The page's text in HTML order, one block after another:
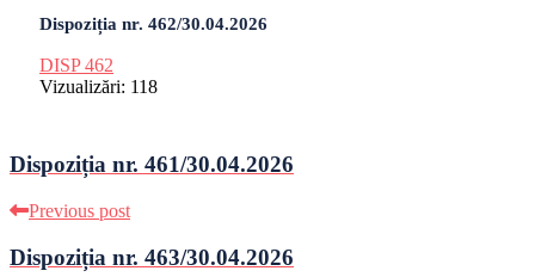
Dispoziția nr. 462/30.04.2026
DISP 462
Vizualizări: 118
Dispoziția nr. 461/30.04.2026
Previous post
Dispoziția nr. 463/30.04.2026